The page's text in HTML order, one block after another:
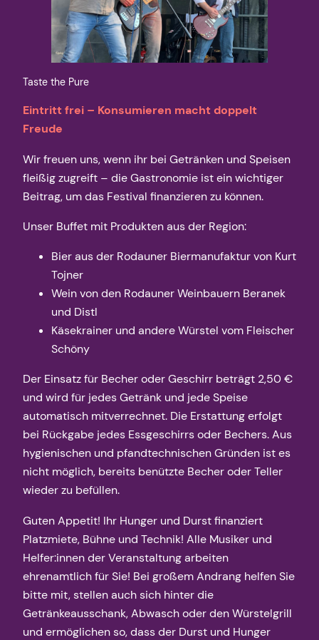
Taste the Pure
Eintritt frei – Konsumieren macht doppelt
Freude
Wir freuen uns, wenn ihr bei Getränken und Speisen
fleißig zugreift – die Gastronomie ist ein wichtiger
Beitrag, um das Festival finanzieren zu können.
Unser Buffet mit Produkten aus der Region:
Bier aus der Rodauner Biermanufaktur von Kurt
Tojner
Wein von den Rodauner Weinbauern Beranek
und Distl
Käsekrainer und andere Würstel vom Fleischer
Schöny
Der Einsatz für Becher oder Geschirr beträgt 2,50 €
und wird für jedes Getränk und jede Speise
automatisch mitverrechnet. Die Erstattung erfolgt
bei Rückgabe jedes Essgeschirrs oder Bechers. Aus
hygienischen und pfandtechnischen Gründen ist es
nicht möglich, bereits benützte Becher oder Teller
wieder zu befüllen.
Guten Appetit! Ihr Hunger und Durst finanziert
Platzmiete, Bühne und Technik! Alle Musiker und
Helfer:innen der Veranstaltung arbeiten
ehrenamtlich für Sie! Bei großem Andrang helfen Sie
bitte mit, stellen auch sich hinter die
Getränkeausschank, Abwasch oder den Würstelgrill
und ermöglichen so, dass der Durst und Hunger